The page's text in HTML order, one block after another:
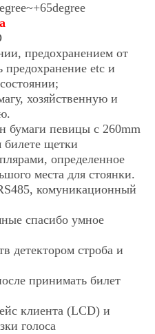
предохранением от
предохранение etc и
хозяйственную и
бумаги певицы с 260mm
билете щетки
определенное
места для стоянки.
комуникационный
спасибо умное
детектором строба и
принимать билет
клиента (LCD) и
голоса